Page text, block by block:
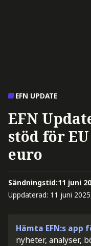
EFN UPDATE
EFN
stöd för
euro
Sändningstid:11 juni
Uppdaterad: 11 juni
Hämta EFN:s app
nyheter, analyser,